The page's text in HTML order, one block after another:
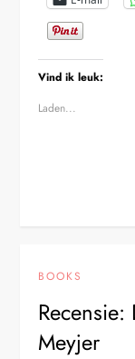
Vind ik leuk:
Laden...
BOOKS
Meyjer